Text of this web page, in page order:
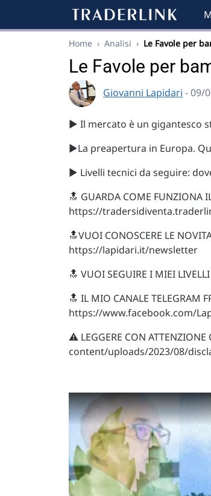
Home › Analisi › Le Favole per
Le Favole per
Giovanni Lapidari - 09/
▶️ Il mercato è un gigantesco
▶️La preapertura in Europa.
▶️ Livelli tecnici da seguire:
🔝 GUARDA COME FUNZIONA
https://
🔝VUOI CONOSCERE LE
https://lapidari.it/newsletter
🔝 VUOI SEGUIRE I MIEI
🔝 IL MIO CANALE
https://www.facebook.com/
⚠️ LEGGERE CON
content/uploads/2023/08/